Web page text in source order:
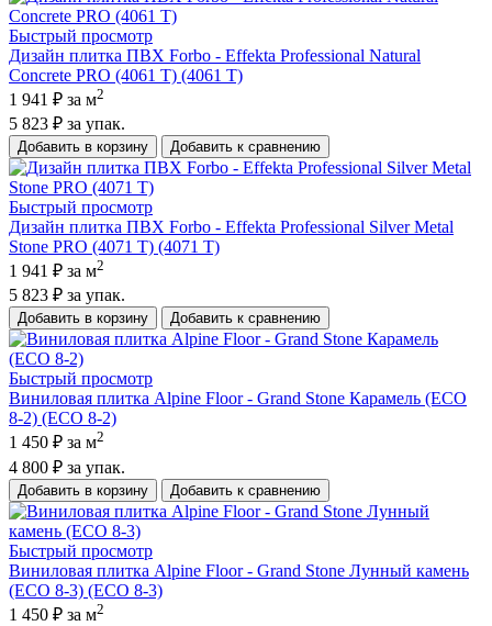
Быстрый просмотр
Дизайн плитка ПВХ Forbo - Effekta Professional Natural
Concrete PRO (4061 T) (4061 T)
1 941 ₽ за м2
5 823 ₽ за упак.
Добавить в корзину Добавить к сравнению
Быстрый просмотр
Дизайн плитка ПВХ Forbo - Effekta Professional Silver Metal
Stone PRO (4071 T) (4071 T)
1 941 ₽ за м2
5 823 ₽ за упак.
Добавить в корзину Добавить к сравнению
Быстрый просмотр
Виниловая плитка Alpine Floor - Grand Stone Карамель (ECO
8-2) (ECO 8-2)
1 450 ₽ за м2
4 800 ₽ за упак.
Добавить в корзину Добавить к сравнению
Быстрый просмотр
Виниловая плитка Alpine Floor - Grand Stone Лунный камень
(ECO 8-3) (ECO 8-3)
1 450 ₽ за м2